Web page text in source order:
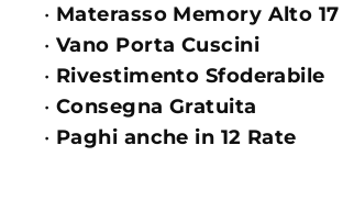
• Materasso Memory Alto
• Vano Porta Cuscini
• Rivestimento Sfoderabile
• Consegna Gratuita
• Paghi anche in 12 Rate